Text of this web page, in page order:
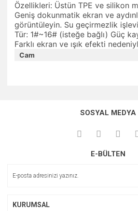
Özellikleri: Üstün TPE ve silikon
Geniş dokunmatik ekran ve
görüntüleyin. Su geçirmezlik
Tür: 1#~16# (isteğe bağlı) Güç
Farklı ekran ve ışık efekti
Cam
kullanarak tarafımıza iletebilirsiniz.
Görüş ve önerileriniz için teşekkür ederiz.
Ürün açıklamasında eksik bilgiler
SOSYAL MEDYA
E-BÜLTEN
KURUMSAL